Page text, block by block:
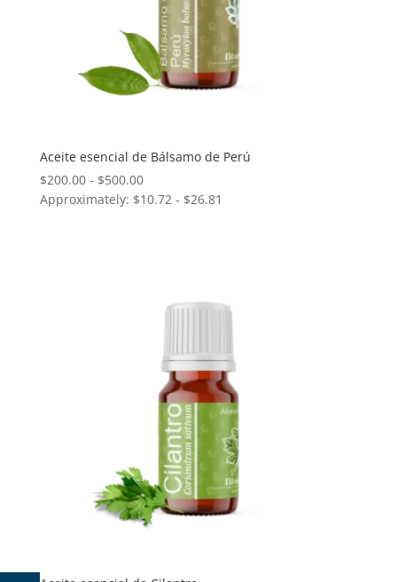
Aceite esencial de Bálsamo de Perú
$200.00 - $500.00Rango
de
$500.00
Approximately: $10.72 - $26.81